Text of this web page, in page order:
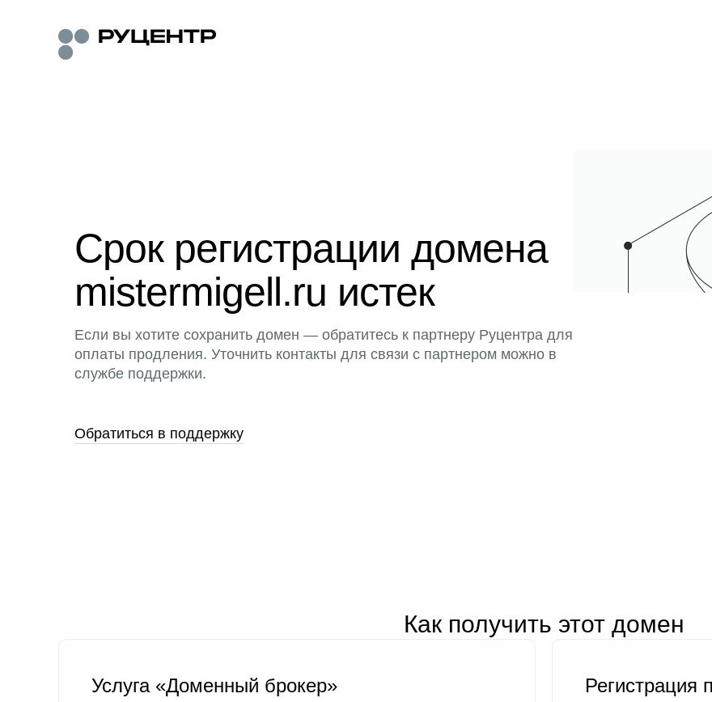
Срок регистрации домена
mistermigell.ru истек
Если вы хотите сохранить домен — обратитесь к партнеру Руцентра для
оплаты продления. Уточнить контакты для связи с партнером можно в
службе поддержки.
Обратиться в поддержку
Как получить этот домен
Услуга «Доменный брокер» Регистрация